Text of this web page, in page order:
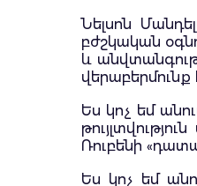
Նելսոն
բժշկական
և
Ես կոչ եմ
Ռուբենի
Ես կոչ եմ